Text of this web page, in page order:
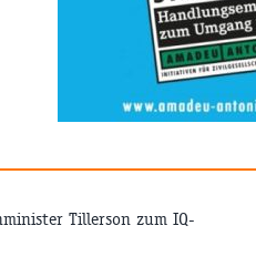
Tillerson zum IQ-